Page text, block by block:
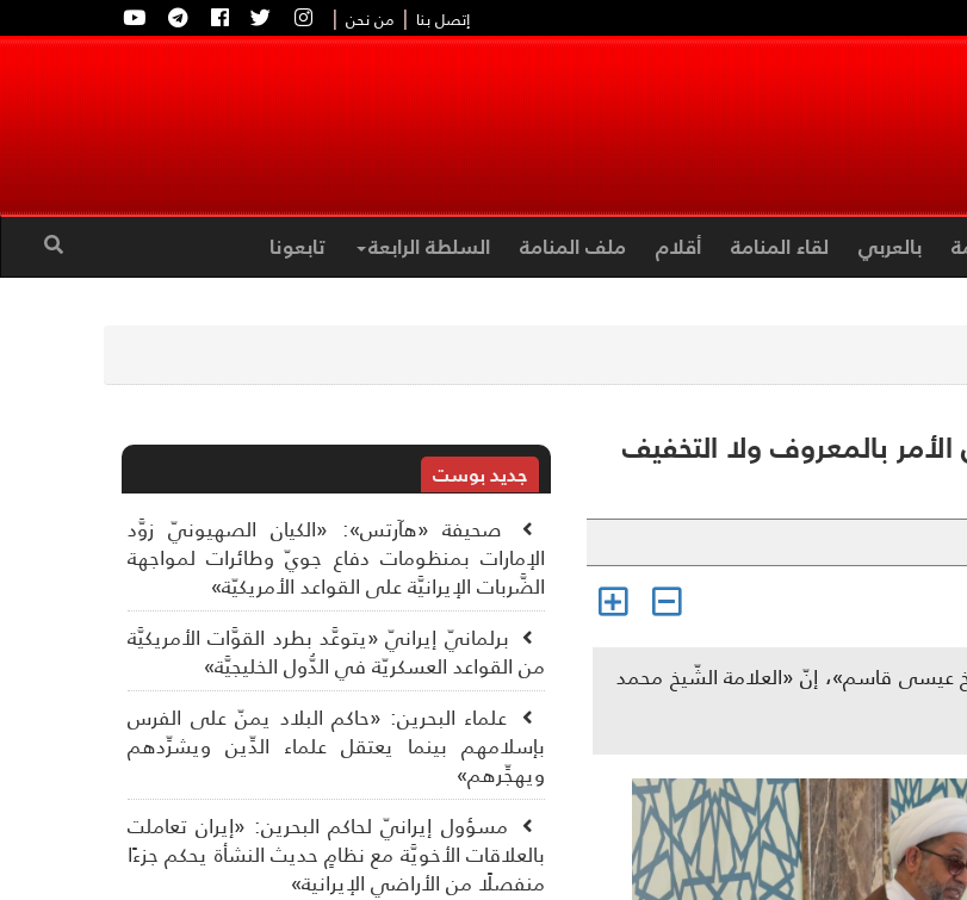
إتصل بنا | من نحن |
بالعربي لقاء المنامة أقلام ملف المنامة السلطة الرابعة تابعونا
بالمعروف ولا التخفيف
عيسى قاسم»، إنّ «العلامة الشّيخ محمد
جديد بوست
صحيفة «هآرتس»: «الكيان الصهيونيّ زوَّد
الإمارات بمنظومات دفاع جويّ وطائرات لمواجهة
الضَّربات الإيرانيَّة على القواعد الأمريكيّة»
برلمانيّ إيرانيّ «يتوعَّد بطرد القوَّات الأمريكيَّة
من القواعد العسكريّة في الدُّول الخليجيَّة»
علماء البحرين: «حاكم البلاد يمنّ على الفرس
بإسلامهم بينما يعتقل علماء الدِّين ويشرِّدهم
ويهجِّرهم»
مسؤول إيرانيّ لحاكم البحرين: «إيران تعاملت
بالعلاقات الأخويَّة مع نظامٍ حديث النشأة يحكم جزءًا
منفصلًا من الأراضي الإيرانية»